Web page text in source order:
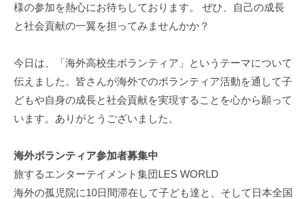
様の参加を熱心にお待ちしております。 ぜひ、自己の成長
と社会貢献の一翼を担ってみませんかか？
今日は、「海外高校生ボランティア」というテーマについて
伝えました。皆さんが海外でのボランティア活動を通して子
どもや自身の成長と社会貢献を実現することを心から願って
います。ありがとうございました。
海外ボランティア参加者募集中
旅するエンターテイメント集団LES WORLD
海外の孤児院に10日間滞在して子ども達と、そして日本全国